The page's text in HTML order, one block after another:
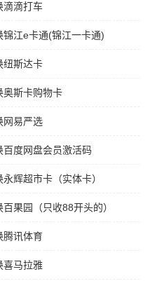
滴滴打车
江e卡通(锦江一卡通)
纽斯达卡
奥斯卡购物卡
网易严选
百度网盘会员激活码
辉超市卡（实体卡）
果园（只收88开头的）
腾讯体育
喜马拉雅